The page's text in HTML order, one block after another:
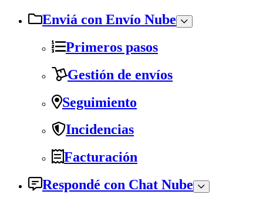
Enviá con Envío Nube
Primeros pasos
Gestión de envíos
Seguimiento
Incidencias
Facturación
Respondé con Chat Nube